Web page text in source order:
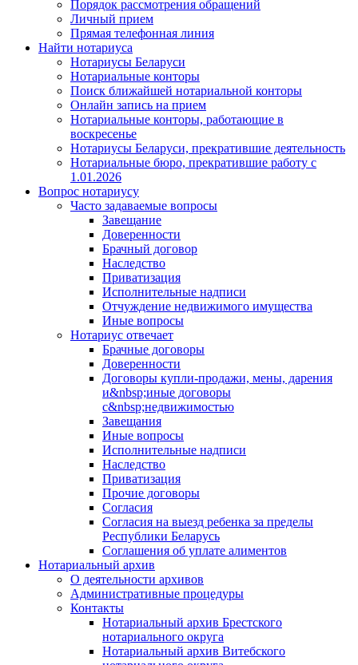
Порядок рассмотрения обращений
Личный прием
Прямая телефонная линия
Найти нотариуса
Нотариусы Беларуси
Нотариальные конторы
Поиск ближайшей нотариальной конторы
Онлайн запись на прием
Нотариальные конторы, работающие в
воскресенье
Нотариусы Беларуси, прекратившие деятельность
Нотариальные бюро, прекратившие работу с
1.01.2026
Вопрос нотариусу
Часто задаваемые вопросы
Завещание
Доверенности
Брачный договор
Наследство
Приватизация
Исполнительные надписи
Отчуждение недвижимого имущества
Иные вопросы
Нотариус отвечает
Брачные договоры
Доверенности
Договоры купли-продажи, мены, дарения
и&nbsp;иные договоры
с&nbsp;недвижимостью
Завещания
Иные вопросы
Исполнительные надписи
Наследство
Приватизация
Прочие договоры
Согласия
Согласия на выезд ребенка за пределы
Республики Беларусь
Соглашения об уплате алиментов
Нотариальный архив
О деятельности архивов
Административные процедуры
Контакты
Нотариальный архив Брестского
нотариального округа
Нотариальный архив Витебского